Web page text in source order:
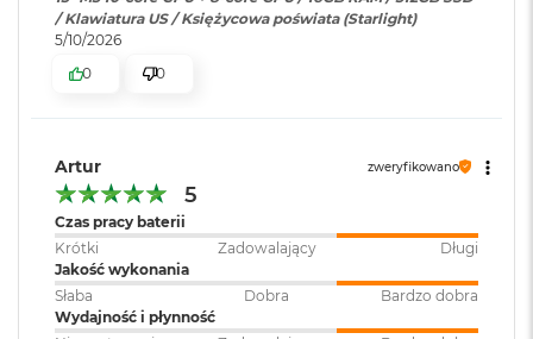
r
5
B
M
a
c
B
o
o
A
Apple M5
Apple M5 (10-rdzeniowy procesor CPU + 10-rdzeniowy procesor
GPU + 16-rdzeniowy system Neural Engine)
Sprzętowa akceleracja ray tracingu
153 GB/s przepustowości pamięci
Silnik multimedialny
Sprzętowa akceleracja obsługi H.264, HEVC, ProRes i ProRes RAW
Silnik dekodowania wideo
Klawiatura
numeryczna
NIE
Podświetlana
TAK
Touch ID:
Obsługa
wyświetlaczy:
Obsługa maks. dwóch
wyświetlaczy zewnętrznych do
/ Klawiatura US / Księżycowa poświata (Starlight)
5/10/2026
0
0
Artur zweryfikowano
5
Czas pracy baterii
Krótki
Zadowalający
Długi
Jakość wykonania
Słaba
Dobra
Bardzo dobra
Wydajność i płynność